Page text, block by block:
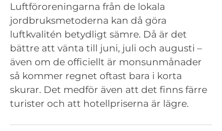
Luftföroreningarna från de lokala
jordbruksmetoderna kan då göra
luftkvalitén betydligt sämre. Då är det
bättre att vänta till juni, juli och augusti –
även om de officiellt är monsunmånader
så kommer regnet oftast bara i korta
skurar. Det medför även att det finns färre
turister och att hotellpriserna är lägre.